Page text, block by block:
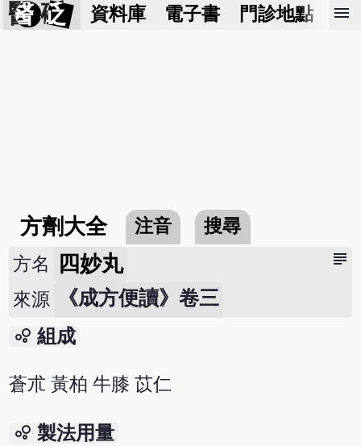
醫 砭 資料庫 電子書 門診地點 預
menu
方劑大全 注音 搜尋
subject
方名 四妙丸
來源 《成方便讀》卷三
bubble_chart 組成
蒼朮 黃柏 牛膝 苡仁
bubble_chart 製法用量